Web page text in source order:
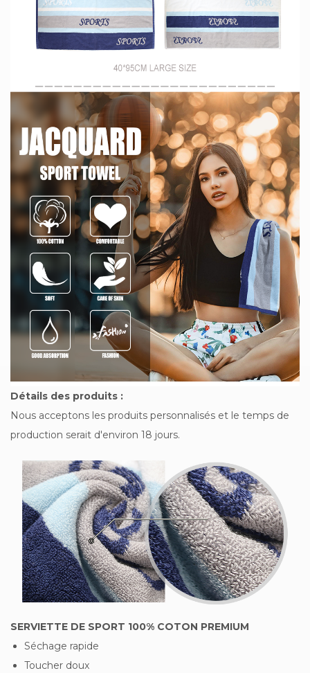
Détails des produits :
Nous acceptons les produits personnalisés et le temps de
production serait d'environ 18 jours.
SERVIETTE DE SPORT 100% COTON PREMIUM
Séchage rapide
Toucher doux